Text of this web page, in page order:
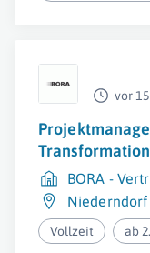
vor
BORA -
Niederndorf
Vollzeit ab